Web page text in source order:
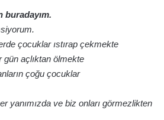
çocuklar ıstırap çekmekte
gün açlıktan ölmekte
çoğu çocuklar
yanımızda ve biz onları görmezlikten